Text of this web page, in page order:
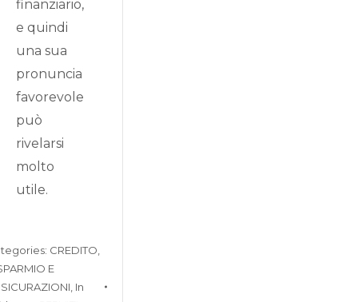
finanziario,
e quindi
una sua
pronuncia
favorevole
può
rivelarsi
molto
utile.
CREDITO,
E
In